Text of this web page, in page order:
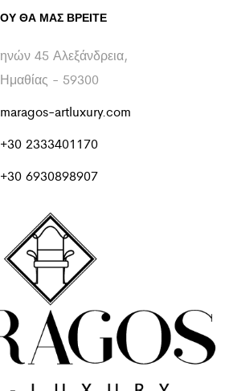
ΘΑ ΜΑΣ ΒΡΕΊΤΕ
45 Αλεξάνδρεια,
Ημαθίας - 59300
artluxury.com
+30 2333401170
+30 6930898907